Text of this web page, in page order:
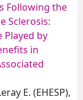
Following the
Sclerosis:
Played by
in
E. (EHESP),